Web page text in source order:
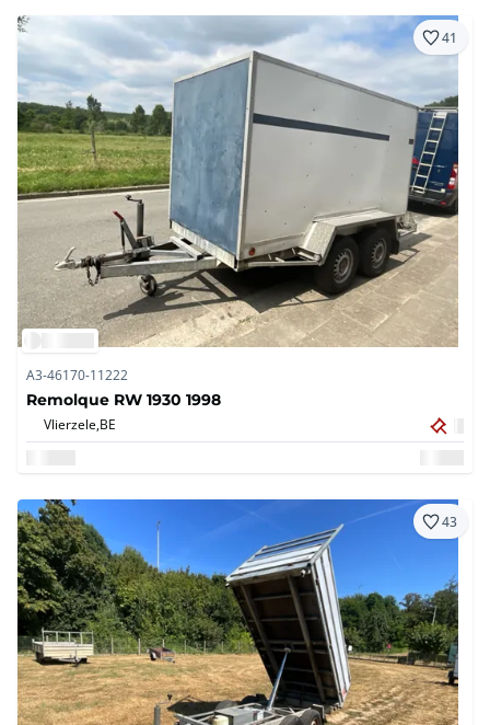
41
A3-46170-11222
Remolque RW 1930 1998
Vlierzele,BE
43